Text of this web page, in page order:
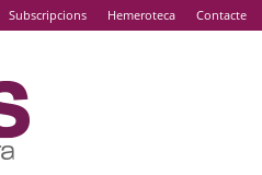
Subscripcions Hemeroteca Contacte